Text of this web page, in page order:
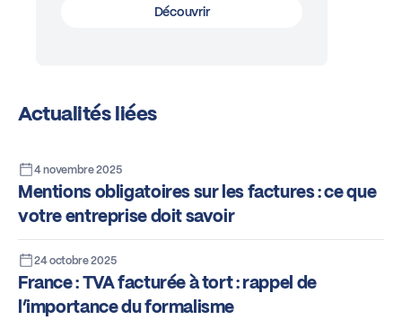
Découvrir
Actualités liées
4 novembre 2025
Mentions obligatoires sur les factures : ce que
votre entreprise doit savoir
24 octobre 2025
France : TVA facturée à tort : rappel de
l’importance du formalisme